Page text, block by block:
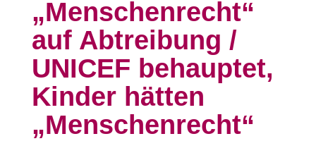
„Menschenrecht“
auf Abtreibung /
UNICEF behauptet,
Kinder hätten
„Menschenrecht“